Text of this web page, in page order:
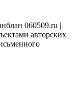
060509.ru |
авторских